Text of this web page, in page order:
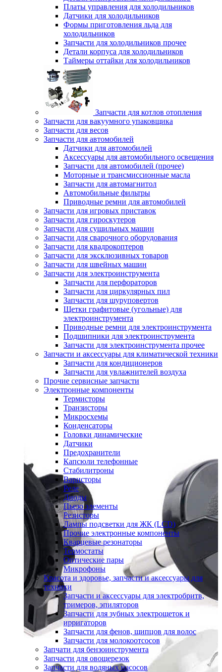
Платы управления для холодильников
Датчики для холодильников
Формы приготовления льда для
холодильников
Запчасти для холодильников прочее
Детали корпуса для холодильников
Таймеры оттайки для холодильников
Запчасти для котлов отопления
Запчасти для вакуумного упаковщика
Запчасти для весов
Запчасти для автомобилей
Датчики для автомобилей
Аксессуары для автомобильного освещения
Запчасти для автомобилей (прочее)
Моторные и трансмиссионные масла
Запчасти для автомагнитол
Автомобильные фильтры
Приводные ремни для автомобилей
Запчасти для игровых приставок
Запчасти для гироскутеров
Запчасти для сушильных машин
Запчасти для сварочного оборудования
Запчасти для квадрокоптеров
Запчасти для эксклюзивных товаров
Запчасти для швейных машин
Запчасти для электроинструмента
Запчасти для перфораторов
Запчасти для циркулярных пил
Запчасти для шуруповертов
Щетки графитовые (угольные) для
электроинструмента
Приводные ремни для электроинструмента
Подшипники для электроинструмента
Запчасти для электроинструмента прочее
Запчасти и аксессуары для климатической техники
Запчасти для кондиционеров
Запчасти для увлажнителей воздуха
Прочие сервисные запчасти
Электронные компоненты
Термисторы
Транзисторы
Микросхемы
Конденсаторы
Головки динамические
Датчики
Предохранители
Капсюли телефонные
Стабилитроны
Варисторы
Реле
Диоды
Пьезо элементы
Резисторы
Лампы подсветки для ЖК (LCD)
Прочие электронные компоненты
Кварцевые резонаторы
Термостаты
Оптические пары
Микрофоны
Красота и здоровье, запчасти и аксессуары для
техники
Запчасти и аксессуары для электробритв,
тримеров, эпиляторов
Запчасти для зубных электрощеток и
ирригаторов
Запчасти для фенов, щипцов для волос
Запчасти для молокоотсосов
Запчати для бензоинструмента
Запчасти для овощерезок
Запчасти для водяных насосов